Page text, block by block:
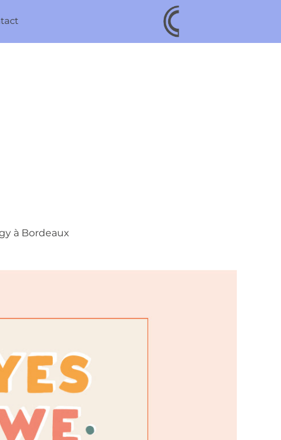
à Bordeaux